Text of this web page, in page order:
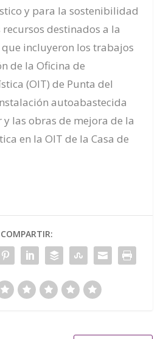
y para la sostenibilidad
destinados a la
incluyeron los trabajos
de la Oficina de
(OIT) de Punta del
autoabastecida
y las obras de mejora de la
en la OIT de la Casa de
COMPARTIR: